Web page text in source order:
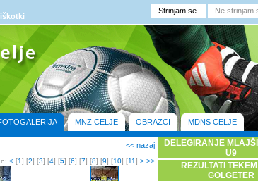
MNZ CELJE OBRAZCI MDNS CELJE
<< nazaj
< [1] [2] [3] [4] [5] [6] [7] [8] [9] [10] [11] > >>
DELEGIRANJE
U9
REZULTATI
GOLGETER